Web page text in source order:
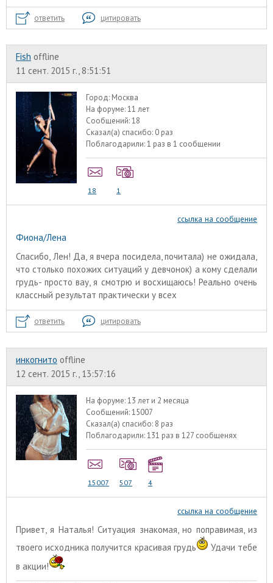
ответить цитировать
Fish offline
11 сент. 2015 г., 8:51:51
Город: Москва
На форуме:11 лет
Сообщений:18
Сказал(а) спасибо: 0 раз
Поблагодарили:1 раз в 1 сообщении
18 1
ссылка на сообщение
Фиона/Лена
Спасибо, Лен! Да, я вчера посидела, почитала) не ожидала,
что столько похожих ситуаций у девчонок) а кому сделали
грудь- просто вау, я смотрю и восхищаюсь! Реально очень
классный результат практически у всех
ответить цитировать
инкогнито offline
12 сент. 2015 г., 13:57:16
На форуме:13 лет и 2 месяца
Сообщений:15007
Сказал(а) спасибо: 8 раз
Поблагодарили:131 раз в 127 сообщенях
15007 507 4
ссылка на сообщение
Привет, я Наталья! Ситуация знакомая, но поправимая, из
твоего исходника получится красивая грудь
Удачи тебе
в акции!